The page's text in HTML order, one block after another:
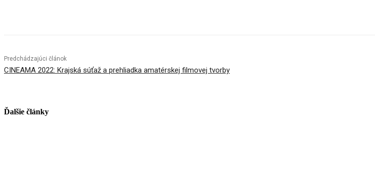
Predchádzajúci článok
CINEAMA 2022: Krajská súťaž a prehliadka amatérskej filmovej tvorby
Ďalšie články